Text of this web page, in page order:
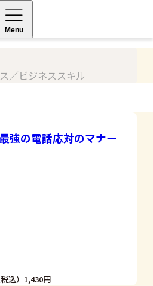
Menu
／ビジネススキル
強の電話応対のマナー
込）1,430円